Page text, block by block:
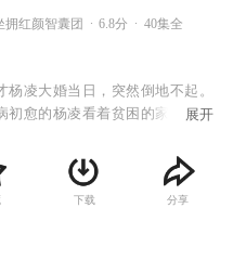
拥红颜智囊团 6.8分 40集全
杨凌大婚当日，突然倒地不起。
初愈的杨凌看着贫困的家境，以
掉田地上京赶考。途径鸡鸣驿，
聪明才智与博学强闻巧妙的帮助
嫌疑，化解了一桩冤案，杨凌因
展开
下载 分享